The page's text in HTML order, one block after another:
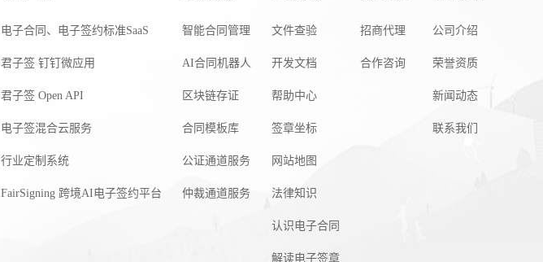
电子合同、电子签约标准SaaS
君子签 钉钉微应用
君子签 Open API
电子签混合云服务
行业定制系统
FairSigning 跨境AI电子签约平台
智能合同管理
AI合同机器人
区块链存证
合同模板库
公证通道服务
仲裁通道服务
文件查验
开发文档
帮助中心
签章坐标
网站地图
法律知识
认识电子合同
解读电子签章
招商代理
合作咨询
公司介绍
荣誉资质
新闻动态
联系我们